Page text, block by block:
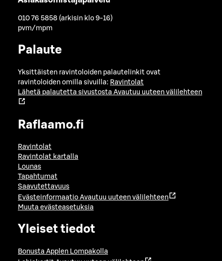
010 76 5858 (arkisin klo 9-16)
pvm/mpm
Palaute
Yksittäisten ravintoloiden palautelinkit ovat
ravintoloiden omilla sivuilla: Ravintolat
Lähetä palautetta sivustosta Avautuu uuteen välilehteen
Raflaamo.fi
Ravintolat
Ravintolat kartalla
Lounas
Tapahtumat
Saavutettavuus
Evästeinformaatio Avautuu uuteen välilehteen
Muuta evästeasetuksia
Yleiset tiedot
Bonusta Applen Lompakolla